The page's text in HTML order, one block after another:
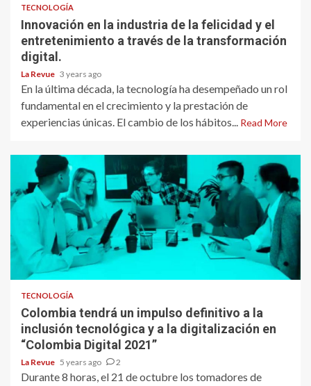
TECNOLOGÍA
Innovación en la industria de la felicidad y el
entretenimiento a través de la transformación
digital.
La Revue 3 years ago
En la última década, la tecnología ha desempeñado un rol
fundamental en el crecimiento y la prestación de
experiencias únicas. El cambio de los hábitos... Read More
TECNOLOGÍA
Colombia tendrá un impulso definitivo a la
inclusión tecnológica y a la digitalización en
“Colombia Digital 2021”
La Revue 5 years ago 2
Durante 8 horas, el 21 de octubre los tomadores de